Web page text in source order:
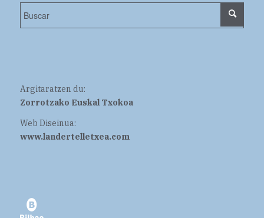
Argitaratzen du:
Zorrotzako Euskal Txokoa
Web Diseinua:
www.landertelletxea.com